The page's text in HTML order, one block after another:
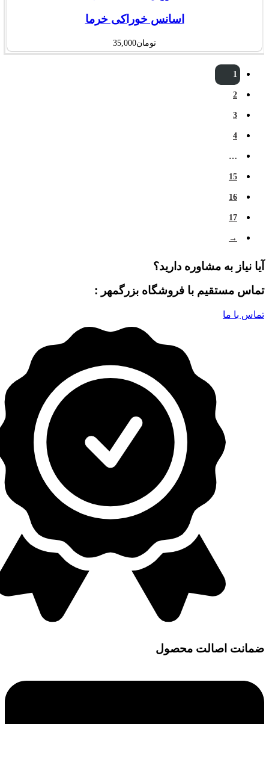
اسانس خوراکی خرما
تومان35,000
1
2
3
4
…
15
16
17
→
آیا نیاز به مشاوره دارید؟
تماس مستقیم با فروشگاه بزرگمهر :
تماس با ما
ضمانت اصالت محصول